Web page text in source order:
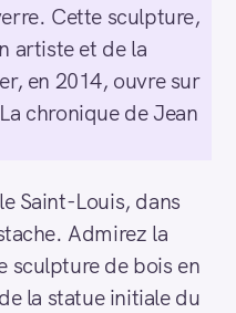
Cette sculpture,
artiste et de la
en 2014, ouvre sur
chronique de Jean
Saint-Louis, dans
Admirez la
sculpture de bois en
la statue initiale du